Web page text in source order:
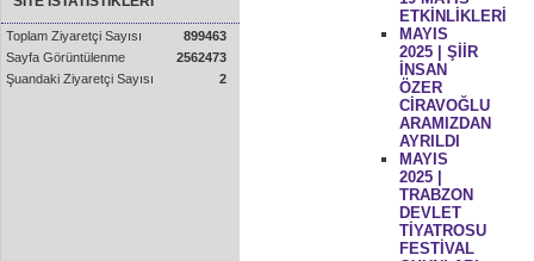
Toplam Ziyaretçi Sayısı
899463
Sayfa Görüntülenme
2562473
Şuandaki Ziyaretçi Sayısı
2
ETKİNLİKLERİ
MAYIS
2025 | ŞİİR
İNSAN
ÖZER
CİRAVOĞLU
ARAMIZDAN
AYRILDI
MAYIS
2025 |
TRABZON
DEVLET
TİYATROSU
FESTİVAL